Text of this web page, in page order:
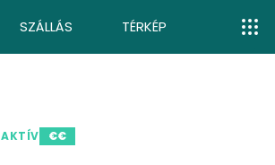
SZÁLLÁS TÉRKÉP
AKTÍV €€